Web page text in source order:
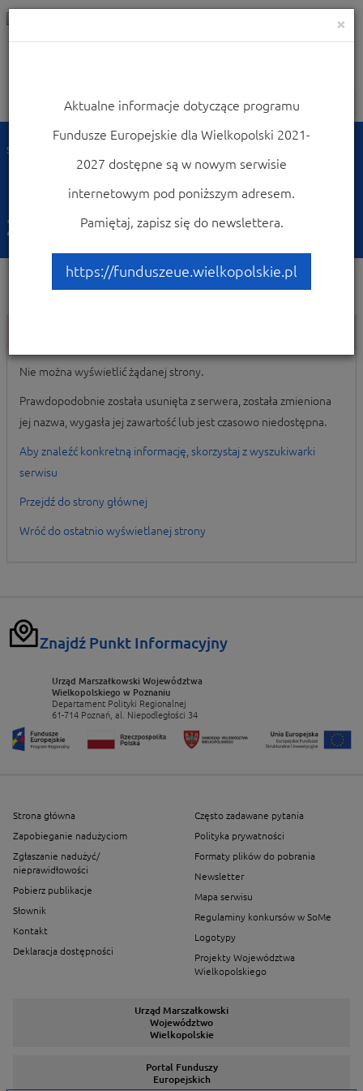
Nawigacja
Strona główna
Nie można wyświetlić
żądanej strony.
Nie można wyświetlić żądanej strony.
Prawdopodobnie została usunięta z serwera, została zmieniona
jej nazwa, wygasła jej zawartość lub jest czasowo niedostępna.
Aby znaleźć konkretną informację, skorzystaj z wyszukiwarki
serwisu
Przejdź do strony głównej
Wróć do ostatnio wyświetlanej strony
Znajdź Punkt Informacyjny
Urząd Marszałkowski Województwa
Wielkopolskiego w Poznaniu
Departament Polityki Regionalnej
61-714 Poznań, al. Niepodległości 34
Strona główna
Zapobieganie nadużyciom
Zgłaszanie nadużyć/
nieprawidłowości
Pobierz publikacje
Słownik
Kontakt
Deklaracja dostępności
Często zadawane pytania
Polityka prywatności
Formaty plików do pobrania
Newsletter
Mapa serwisu
Regulaminy konkursów w SoMe
Logotypy
Projekty Województwa
Wielkopolskiego
Urząd Marszałkowski
Województwo
Wielkopolskie
Portal Funduszy
Europejskich
×
Aktualne informacje dotyczące programu
Fundusze Europejskie dla Wielkopolski 2021-
2027 dostępne są w nowym serwisie
internetowym pod poniższym adresem.
Pamiętaj, zapisz się do newslettera.
https://funduszeue.wielkopolskie.pl